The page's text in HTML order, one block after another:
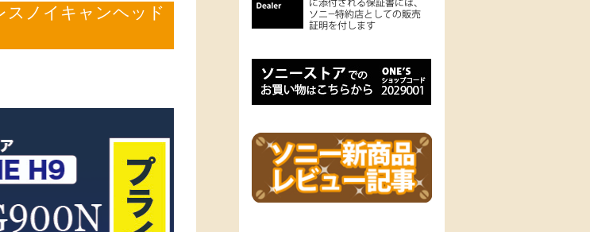
スノイキャンヘッド